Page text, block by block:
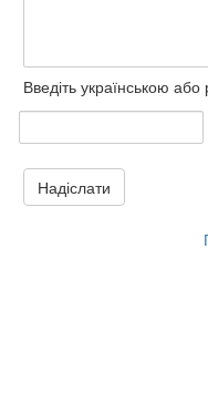
Введіть українською
Надіслати